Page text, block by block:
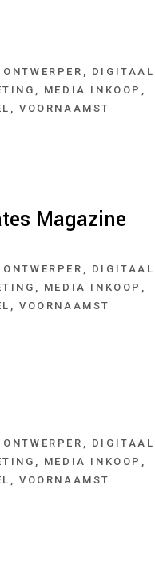
DIGITAAL
MEDIA INKOOP
VOORNAAMST
Magazine
DIGITAAL
MEDIA INKOOP
VOORNAAMST
DIGITAAL
MEDIA INKOOP
VOORNAAMST